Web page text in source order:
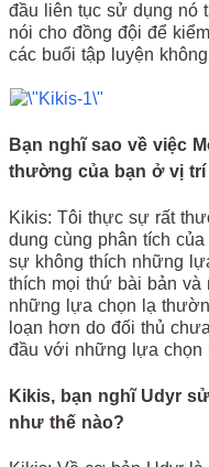
đầu liên tục sử dụng nó
nói cho đồng đội để
các buổi tập luyện
Bạn nghĩ sao về việc
thường của bạn ở vị
Kikis: Tôi thực sự rất
dung cùng phân tích
sự không thích những
thích mọi thứ bài bản và
những lựa chọn lạ
loạn hơn do đối thủ
đầu với những lựa chọn
Kikis, bạn nghĩ Udyr
như thế nào?